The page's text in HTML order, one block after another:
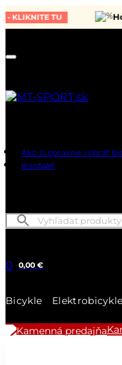
TU Horúce
Ako si správne vybrať
Kontakt
0 0,00 €
Bicykle Elektrobicykle